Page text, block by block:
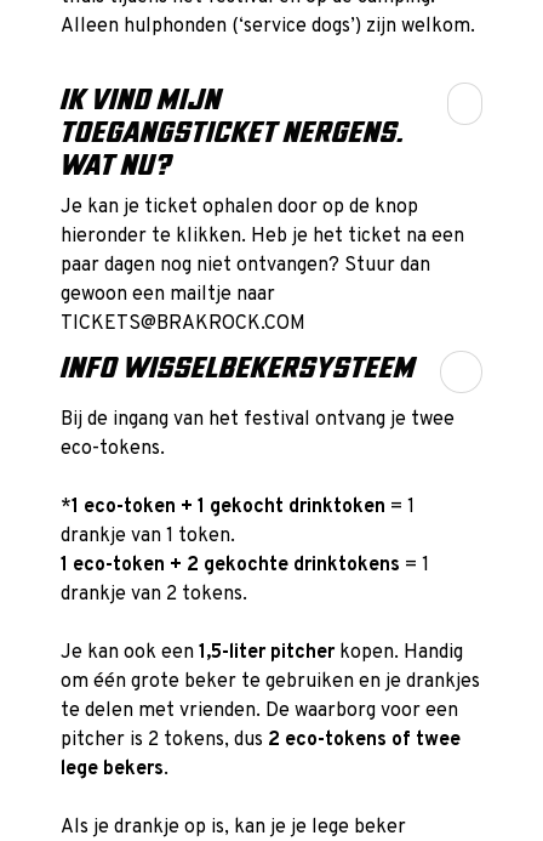
Alleen hulphonden (‘service dogs’) zijn welkom.
IK VIND MIJN
TOEGANGSTICKET NERGENS.
WAT NU?
Je kan je ticket ophalen door op de knop
hieronder te klikken. Heb je het ticket na een
paar dagen nog niet ontvangen? Stuur dan
gewoon een mailtje naar
TICKETS@BRAKROCK.COM
INFO WISSELBEKERSYSTEEM
Bij de ingang van het festival ontvang je twee
eco-tokens.
*1 eco-token + 1 gekocht drinktoken = 1
drankje van 1 token.
1 eco-token + 2 gekochte drinktokens = 1
drankje van 2 tokens.
Je kan ook een 1,5-liter pitcher kopen. Handig
om één grote beker te gebruiken en je drankjes
te delen met vrienden. De waarborg voor een
pitcher is 2 tokens, dus 2 eco-tokens of twee
lege bekers.
Als je drankje op is, kan je je lege beker